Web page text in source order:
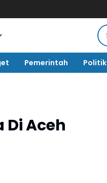
Pemerintah Politik
Aceh